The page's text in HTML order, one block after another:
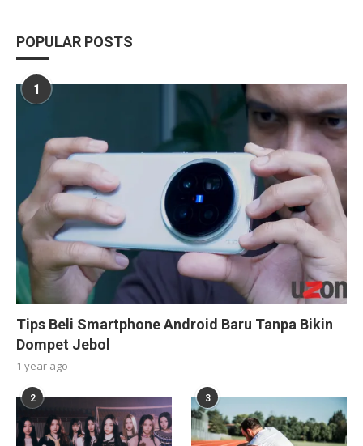
POPULAR POSTS
1
Tips Beli Smartphone Android Baru Tanpa Bikin
Dompet Jebol
1 year ago
2 3